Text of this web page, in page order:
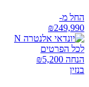
החל מ-
₪249,990
לכל הפרטים
הנחה ₪ 5,200
בנזין